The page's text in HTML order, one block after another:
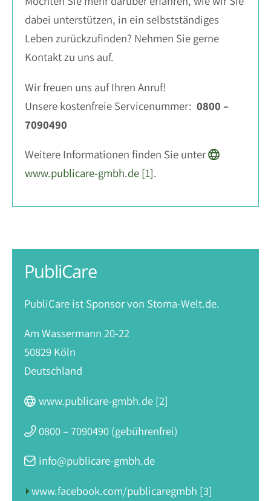
dabei unterstützen, in ein selbstständiges
Leben zurückzufinden? Nehmen Sie gerne
Kontakt zu uns auf.
Wir freuen uns auf Ihren Anruf!
Unsere kostenfreie Servicenummer: 0800 –
7090490
Weitere Informationen finden Sie unter
www.publicare-gmbh.de [1].
PubliCare
PubliCare ist Sponsor von Stoma-Welt.de.
Am Wassermann 20-22
50829 Köln
Deutschland
www.publicare-gmbh.de [2]
0800 – 7090490 (gebührenfrei)
info@publicare-gmbh.de
www.facebook.com/publicaregmbh [3]